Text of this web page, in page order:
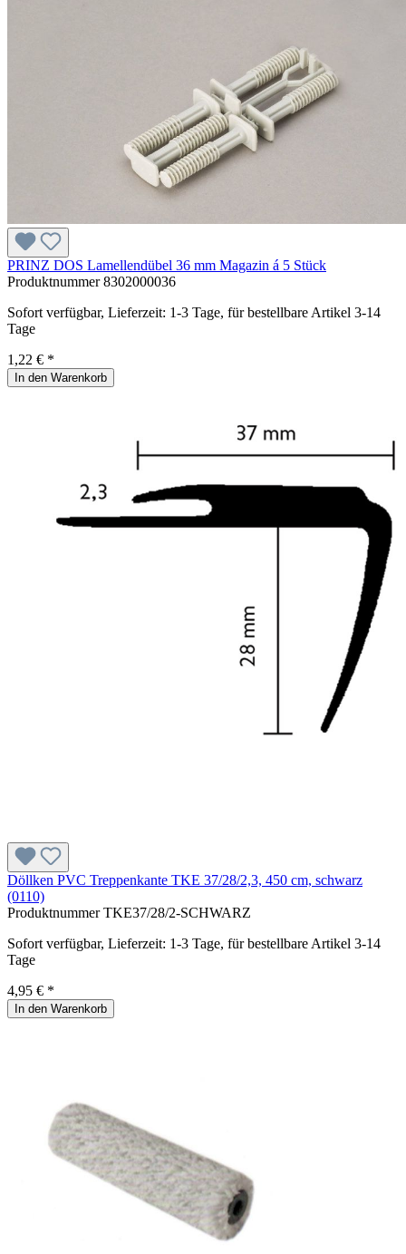
PRINZ DOS Lamellendübel 36 mm Magazin á 5 Stück
Produktnummer8302000036
Sofort verfügbar, Lieferzeit: 1-3 Tage, für bestellbare Artikel 3-14
Tage
1,22 € *
In den Warenkorb
Döllken PVC Treppenkante TKE 37/28/2,3, 450 cm, schwarz
(0110)
ProduktnummerTKE37/28/2-SCHWARZ
Sofort verfügbar, Lieferzeit: 1-3 Tage, für bestellbare Artikel 3-14
Tage
4,95 € *
In den Warenkorb